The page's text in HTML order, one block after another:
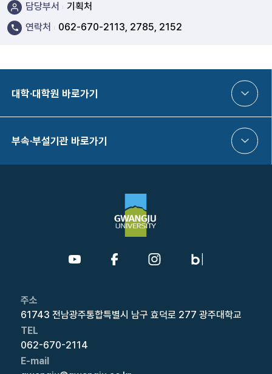
담당부서
기획처
연락처
062-670-2113, 2785, 2152
대학·대학원 바로가기
부속·부설기관 바로가기
주소
61743 전남광주통합특별시 남구 효덕로 277 광주대학교
TEL
062-670-2114
E-mail